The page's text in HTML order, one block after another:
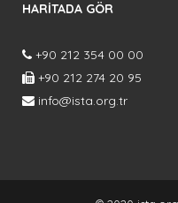
HARİTADA GÖR
+90 212 354 00 00
+90 212 274 20 95
info@ista.org.tr